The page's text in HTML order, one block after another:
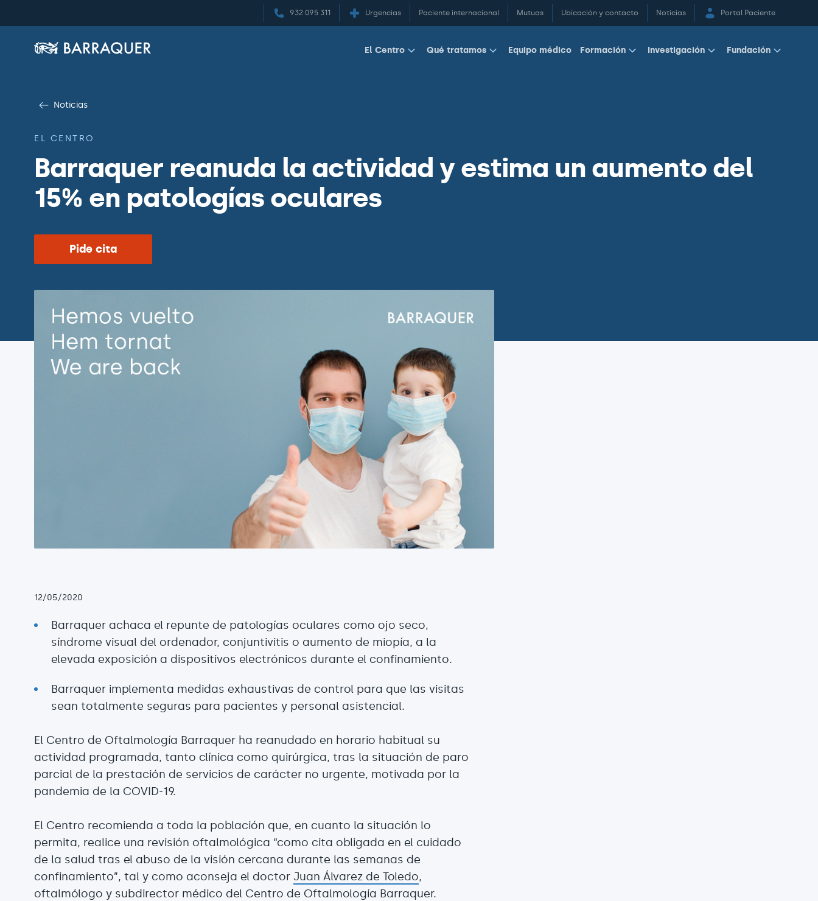
932 095 311 Urgencias Paciente internacional Mutuas Ubicación y contacto Noticias Portal Paciente
El Centro Qué tratamos Equipo médico Formación Investigación Fundación
Noticias
EL CENTRO
Barraquer reanuda la actividad y estima un aumento del
15% en patologías oculares
Pide cita
12/05/2020
Barraquer achaca el repunte de patologías oculares como ojo seco,
síndrome visual del ordenador, conjuntivitis o aumento de miopía, a la
elevada exposición a dispositivos electrónicos durante el confinamiento.
Barraquer implementa medidas exhaustivas de control para que las visitas
sean totalmente seguras para pacientes y personal asistencial.
El Centro de Oftalmología Barraquer ha reanudado en horario habitual su
actividad programada, tanto clínica como quirúrgica, tras la situación de paro
parcial de la prestación de servicios de carácter no urgente, motivada por la
pandemia de la COVID-19.
El Centro recomienda a toda la población que, en cuanto la situación lo
permita, realice una revisión oftalmológica “como cita obligada en el cuidado
de la salud tras el abuso de la visión cercana durante las semanas de
confinamiento”, tal y como aconseja el doctorJuan Álvarez de Toledo,
oftalmólogo y subdirector médico del Centro de Oftalmología Barraquer.